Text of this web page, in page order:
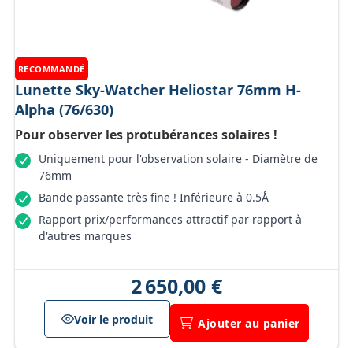
RECOMMANDÉ
Lunette Sky-Watcher Heliostar 76mm H-
Alpha (76/630)
Pour observer les protubérances solaires !
Uniquement pour l'observation solaire - Diamètre de
76mm
Bande passante très fine ! Inférieure à 0.5Å
Rapport prix/performances attractif par rapport à
d'autres marques
2 650,00 €
Voir le produit Ajouter au panier